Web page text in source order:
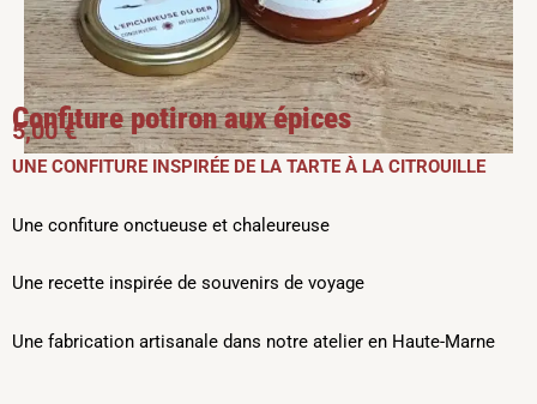
Confiture potiron aux épices
5,00€
UNE CONFITURE INSPIRÉE DE LA TARTE À LA CITROUILLE
Une confiture onctueuse et chaleureuse
Une recette inspirée de souvenirs de voyage
Une fabrication artisanale dans notre atelier en Haute-Marne